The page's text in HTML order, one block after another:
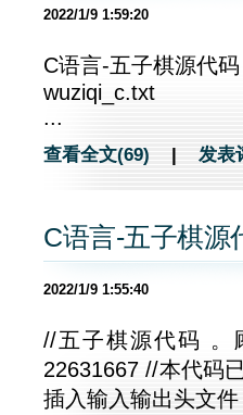
2022/1/9 1:59:20
C语言-五子棋源代
wuziqi_c.txt
...
查看全文(69) | 发表
C语言-五子棋源
2022/1/9 1:55:40
//五子棋源代码 。
22631667 //本代码
插入输入输出头文